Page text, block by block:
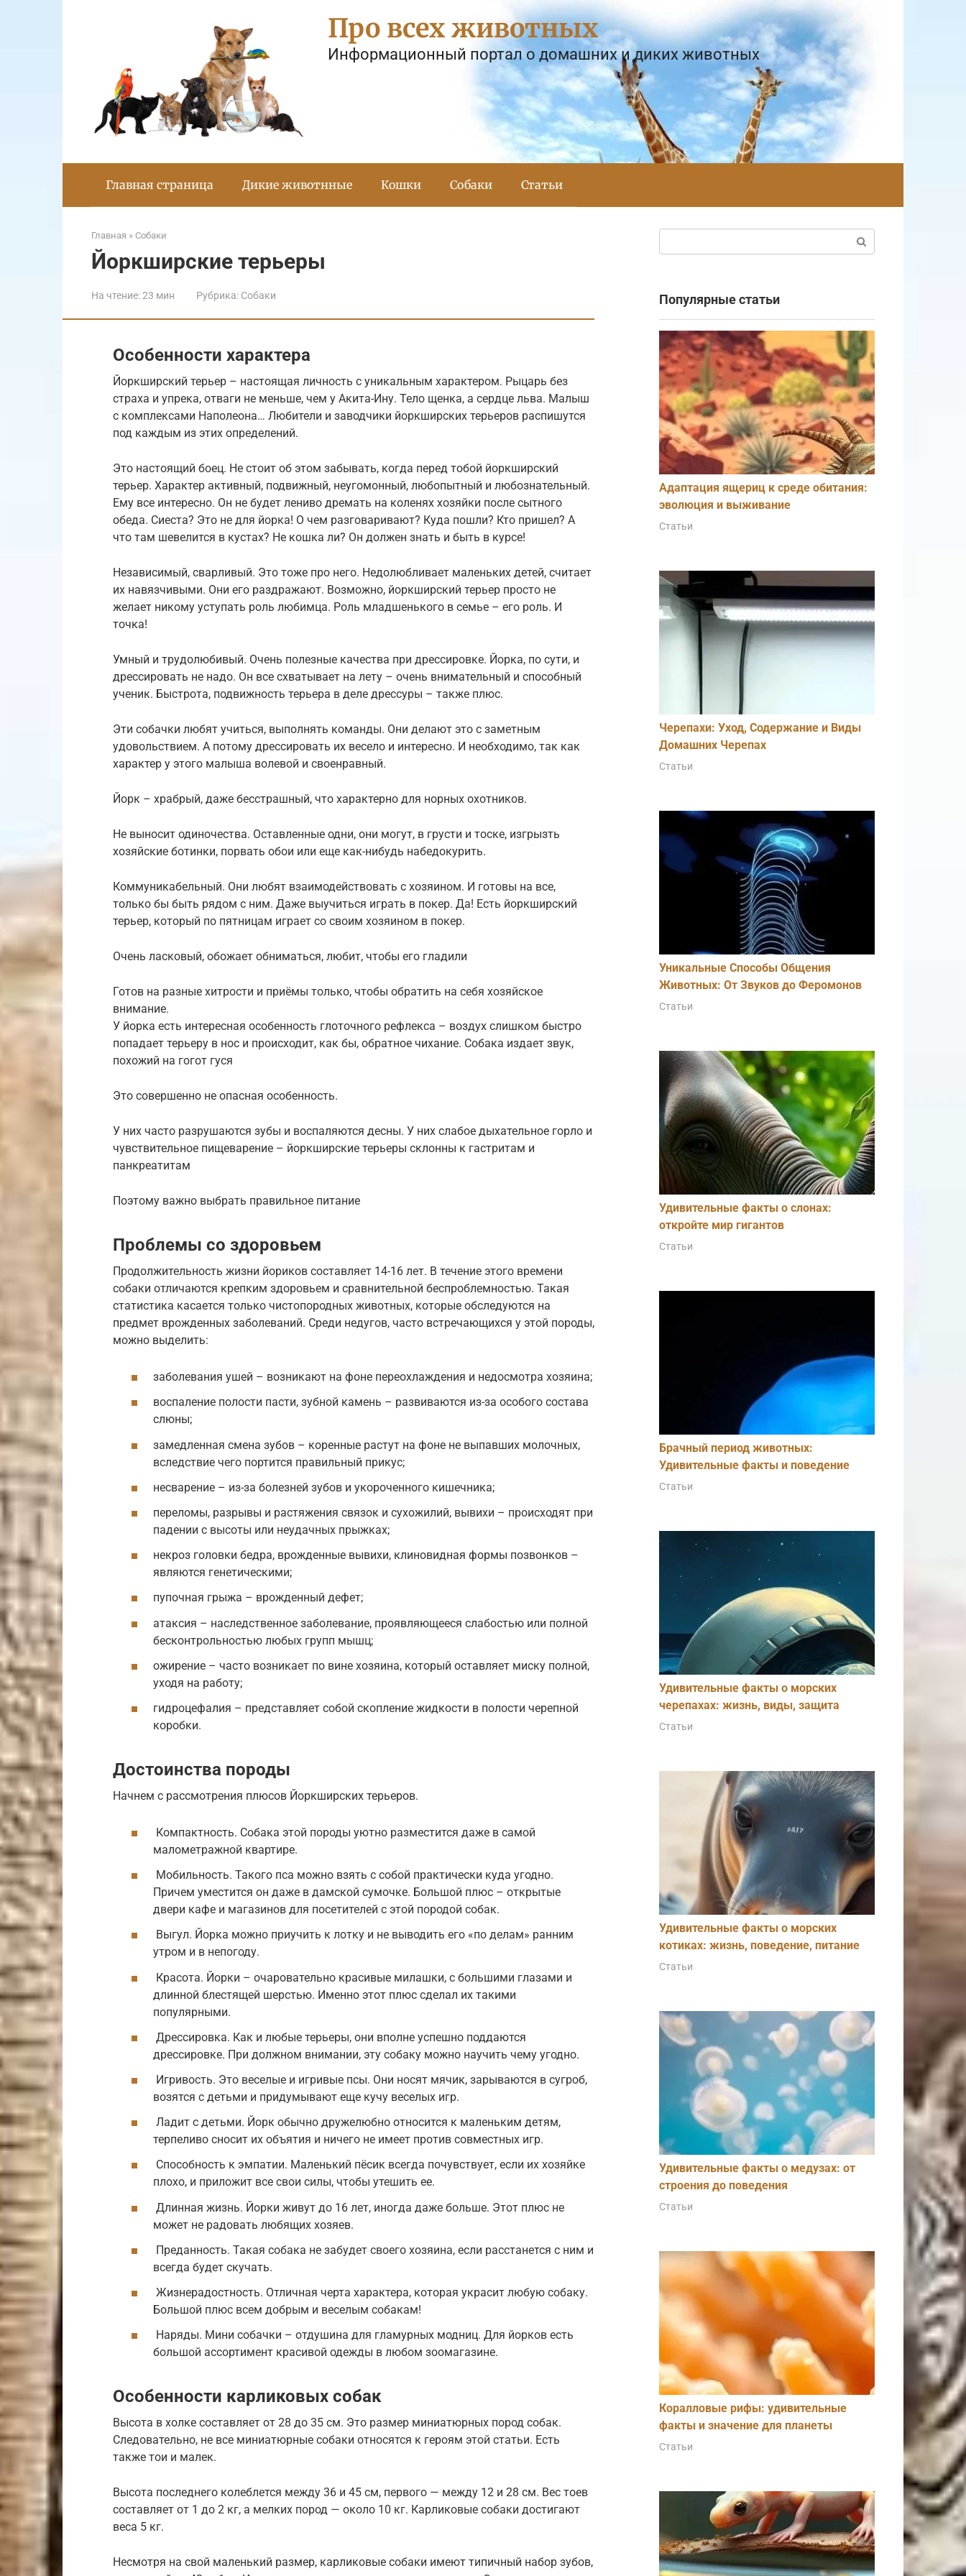
Про всех животных
Информационный портал о домашних и диких животных
Главная страница Дикие животнные Кошки Собаки Статьи
Главная » Собаки
Йоркширские терьеры
На чтение:23 мин Рубрика: Собаки
Особенности характера
Йоркширский терьер – настоящая личность с уникальным характером. Рыцарь без
страха и упрека, отваги не меньше, чем у Акита-Ину. Тело щенка, а сердце льва. Малыш
с комплексами Наполеона… Любители и заводчики йоркширских терьеров распишутся
под каждым из этих определений.
Это настоящий боец. Не стоит об этом забывать, когда перед тобой йоркширский
терьер. Характер активный, подвижный, неугомонный, любопытный и любознательный.
Ему все интересно. Он не будет лениво дремать на коленях хозяйки после сытного
обеда. Сиеста? Это не для йорка! О чем разговаривают? Куда пошли? Кто пришел? А
что там шевелится в кустах? Не кошка ли? Он должен знать и быть в курсе!
Независимый, сварливый. Это тоже про него. Недолюбливает маленьких детей, считает
их навязчивыми. Они его раздражают. Возможно, йоркширский терьер просто не
желает никому уступать роль любимца. Роль младшенького в семье – его роль. И
точка!
Умный и трудолюбивый. Очень полезные качества при дрессировке. Йорка, по сути, и
дрессировать не надо. Он все схватывает на лету – очень внимательный и способный
ученик. Быстрота, подвижность терьера в деле дрессуры – также плюс.
Эти собачки любят учиться, выполнять команды. Они делают это с заметным
удовольствием. А потому дрессировать их весело и интересно. И необходимо, так как
характер у этого малыша волевой и своенравный.
Йорк – храбрый, даже бесстрашный, что характерно для норных охотников.
Не выносит одиночества. Оставленные одни, они могут, в грусти и тоске, изгрызть
хозяйские ботинки, порвать обои или еще как-нибудь набедокурить.
Коммуникабельный. Они любят взаимодействовать с хозяином. И готовы на все,
только бы быть рядом с ним. Даже выучиться играть в покер. Да! Есть йоркширский
терьер, который по пятницам играет со своим хозяином в покер.
Очень ласковый, обожает обниматься, любит, чтобы его гладили
Готов на разные хитрости и приёмы только, чтобы обратить на себя хозяйское
внимание.
У йорка есть интересная особенность глоточного рефлекса – воздух слишком быстро
попадает терьеру в нос и происходит, как бы, обратное чихание. Собака издает звук,
похожий на гогот гуся
Это совершенно не опасная особенность.
У них часто разрушаются зубы и воспаляются десны. У них слабое дыхательное горло и
чувствительное пищеварение – йоркширские терьеры склонны к гастритам и
панкреатитам
Поэтому важно выбрать правильное питание
Проблемы со здоровьем
Продолжительность жизни йориков составляет 14-16 лет. В течение этого времени
собаки отличаются крепким здоровьем и сравнительной беспроблемностью. Такая
статистика касается только чистопородных животных, которые обследуются на
предмет врожденных заболеваний. Среди недугов, часто встречающихся у этой породы,
можно выделить:
заболевания ушей – возникают на фоне переохлаждения и недосмотра хозяина;
воспаление полости пасти, зубной камень – развиваются из-за особого состава
слюны;
замедленная смена зубов – коренные растут на фоне не выпавших молочных,
вследствие чего портится правильный прикус;
несварение – из-за болезней зубов и укороченного кишечника;
переломы, разрывы и растяжения связок и сухожилий, вывихи – происходят при
падении с высоты или неудачных прыжках;
некроз головки бедра, врожденные вывихи, клиновидная формы позвонков –
являются генетическими;
пупочная грыжа – врожденный дефет;
атаксия – наследственное заболевание, проявляющееся слабостью или полной
бесконтрольностью любых групп мышц;
ожирение – часто возникает по вине хозяина, который оставляет миску полной,
уходя на работу;
гидроцефалия – представляет собой скопление жидкости в полости черепной
коробки.
Достоинства породы
Начнем с рассмотрения плюсов Йоркширских терьеров.
Компактность. Собака этой породы уютно разместится даже в самой
малометражной квартире.
Мобильность. Такого пса можно взять с собой практически куда угодно.
Причем уместится он даже в дамской сумочке. Большой плюс – открытые
двери кафе и магазинов для посетителей с этой породой собак.
Выгул. Йорка можно приучить к лотку и не выводить его «по делам» ранним
утром и в непогоду.
Красота. Йорки – очаровательно красивые милашки, с большими глазами и
длинной блестящей шерстью. Именно этот плюс сделал их такими
популярными.
Дрессировка. Как и любые терьеры, они вполне успешно поддаются
дрессировке. При должном внимании, эту собаку можно научить чему угодно.
Игривость. Это веселые и игривые псы. Они носят мячик, зарываются в сугроб,
возятся с детьми и придумывают еще кучу веселых игр.
Ладит с детьми. Йорк обычно дружелюбно относится к маленьким детям,
терпеливо сносит их объятия и ничего не имеет против совместных игр.
Способность к эмпатии. Маленький пёсик всегда почувствует, если их хозяйке
плохо, и приложит все свои силы, чтобы утешить ее.
Длинная жизнь. Йорки живут до 16 лет, иногда даже больше. Этот плюс не
может не радовать любящих хозяев.
Преданность. Такая собака не забудет своего хозяина, если расстанется с ним и
всегда будет скучать.
Жизнерадостность. Отличная черта характера, которая украсит любую собаку.
Большой плюс всем добрым и веселым собакам!
Наряды. Мини собачки – отдушина для гламурных модниц. Для йорков есть
большой ассортимент красивой одежды в любом зоомагазине.
Особенности карликовых собак
Высота в холке составляет от 28 до 35 см. Это размер миниатюрных пород собак.
Следовательно, не все миниатюрные собаки относятся к героям этой статьи. Есть
также тои и малек.
Высота последнего колеблется между 36 и 45 см, первого — между 12 и 28 см. Вес тоев
составляет от 1 до 2 кг, а мелких пород — около 10 кг. Карликовые собаки достигают
веса 5 кг.
Несмотря на свой маленький размер, карликовые собаки имеют типичный набор зубов,
Популярные статьи
Адаптация ящериц к среде обитания:
эволюция и выживание
Статьи
Черепахи: Уход, Содержание и Виды
Домашних Черепах
Статьи
Уникальные Способы Общения
Животных: От Звуков до Феромонов
Статьи
Удивительные факты о слонах:
откройте мир гигантов
Статьи
Брачный период животных:
Удивительные факты и поведение
Статьи
Удивительные факты о морских
черепахах: жизнь, виды, защита
Статьи
Удивительные факты о морских
котиках: жизнь, поведение, питание
Статьи
Удивительные факты о медузах: от
строения до поведения
Статьи
Коралловые рифы: удивительные
факты и значение для планеты
Статьи